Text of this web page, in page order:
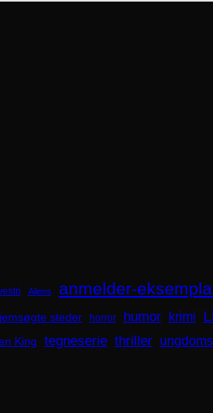
Aliens anmelder-
steder horror humor krimi
King tegneserie thriller